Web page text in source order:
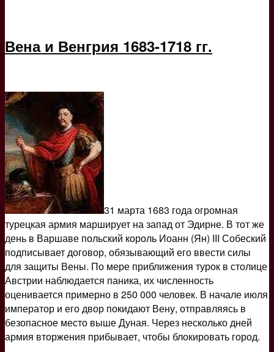
Вена и Венгрия 1683-1718 гг.
31 марта 1683 года огромная
турецкая армия марширует на запад от Эдирне. В тот же
день в Варшаве польский король Иоанн (Ян) III Собеский
подписывает договор, обязывающий его ввести силы
для защиты Вены. По мере приближения турок в столице
Австрии наблюдается паника, их численность
оценивается примерно в 250 000 человек. В начале июля
император и его двор покидают Вену, отправляясь в
безопасное место выше Дуная. Через несколько дней
армия вторжения прибывает, чтобы блокировать город.